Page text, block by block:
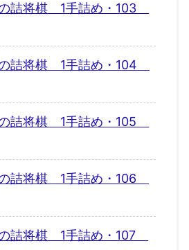
詰将棋 1手詰め・103
詰将棋 1手詰め・104
詰将棋 1手詰め・105
詰将棋 1手詰め・106
詰将棋 1手詰め・107